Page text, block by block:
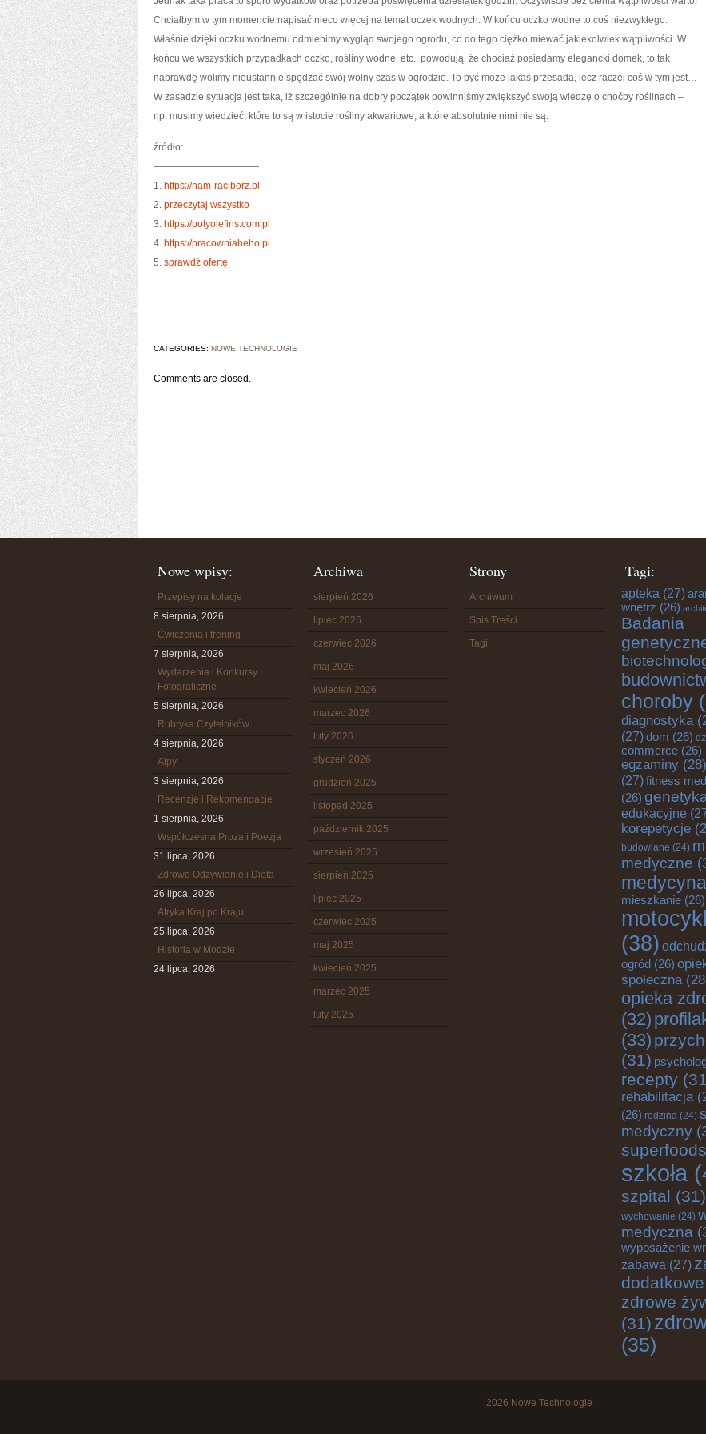
Chciałbym w tym momencie napisać nieco więcej na temat oczek wodnych. W końcu oczko wodne to coś niezwykłego.
Właśnie dzięki oczku wodnemu odmienimy wygląd swojego ogrodu, co do tego ciężko miewać jakiekolwiek wątpliwości. W
końcu we wszystkich przypadkach oczko, rośliny wodne, etc., powodują, że chociaż posiadamy elegancki domek, to tak
naprawdę wolimy nieustannie spędzać swój wolny czas w ogrodzie. To być może jakaś przesada, lecz raczej coś w tym jest…
W zasadzie sytuacja jest taka, iż szczególnie na dobry początek powinniśmy zwiększyć swoją wiedzę o choćby roślinach –
np. musimy wiedzieć, które to są w istocie rośliny akwariowe, a które absolutnie nimi nie są.
źródło:
———————————
1. https://nam-raciborz.pl
2. przeczytaj wszystko
3. https://polyolefins.com.pl
4. https://pracowniaheho.pl
5. sprawdź ofertę
CATEGORIES: NOWE TECHNOLOGIE
Comments are closed.
Nowe wpisy:
Przepisy na kolacje
8 sierpnia, 2026
Ćwiczenia i trening
7 sierpnia, 2026
Wydarzenia i Konkursy
Fotograficzne
5 sierpnia, 2026
Rubryka Czytelników
4 sierpnia, 2026
Alpy
3 sierpnia, 2026
Recenzje i Rekomendacje
1 sierpnia, 2026
Współczesna Proza i Poezja
31 lipca, 2026
Zdrowe Odżywianie i Dieta
26 lipca, 2026
Afryka Kraj po Kraju
25 lipca, 2026
Historia w Modzie
24 lipca, 2026
Archiwa
sierpień 2026
lipiec 2026
czerwiec 2026
maj 2026
kwiecień 2026
marzec 2026
luty 2026
styczeń 2026
grudzień 2025
listopad 2025
październik 2025
wrzesień 2025
sierpień 2025
lipiec 2025
czerwiec 2025
maj 2025
kwiecień 2025
marzec 2025
luty 2025
Strony
Archiwum
Spis Treści
Tagi
Tagi:
apteka (27)
wnętrz (26)
Badania
choroby
diagnostyka
(27)dom (26)
commerce (26)
egzaminy (28)
(27)fitness
(26)
edukacyjne
korepetycje
budowlane (24)
medyczne
medycyna
mieszkanie (26)
(38)
ogród (26)
społeczna
opieka
(32)
(33)
(31)
recepty
rehabilitacja
(26) rodzina (24)
medyczny
superfoods
szkoła
szpital (31)
wychowanie (24)
medyczna
wyposażenie
zabawa (27)
dodatkowe
zdrowe
(31)
(35)
2026 Nowe Technologie .